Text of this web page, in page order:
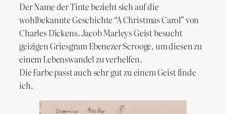
Der Name der Tinte bezieht sich auf die
wohlbekannte Geschichte “A Christmas Carol” von
Charles Dickens. Jacob Marleys Geist besucht
geizigen Griesgram Ebenezer Scrooge, um diesen zu
einem Lebenswandel zu verhelfen.
Die Farbe passt auch sehr gut zu einem Geist finde
ich.